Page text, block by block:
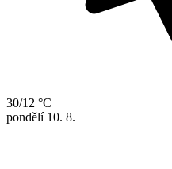
30/12 °C
pondělí 10. 8.